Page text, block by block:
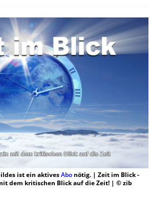
ist ein aktivesAbonötig. | Zeit im Blick -
dem kritischen Blick auf die Zeit! | © zib